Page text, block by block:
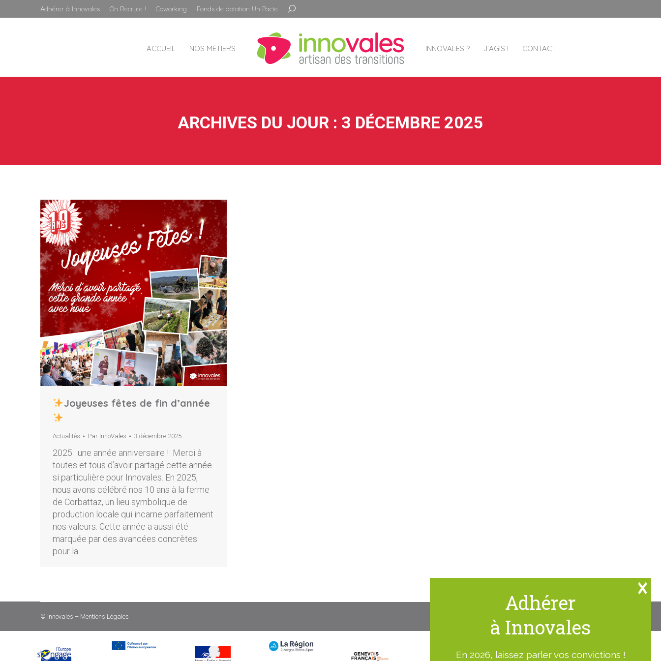
Adhérer à Innovales On Recrute ! Coworking Fonds de dotation Un Pacte
Recherche
:
ACCUEIL NOS MÉTIERS INNOVALES ? J’AGIS ! CONTACT
ARCHIVES DU JOUR : 3 DÉCEMBRE 2025
Joyeuses fêtes de fin d’année
Actualités Par InnoVales 3 décembre 2025
2025 : une année anniversaire ! Merci à
toutes et tous d’avoir partagé cette année
si particulière pour Innovales. En 2025,
nous avons célébré nos 10 ans à la ferme
de Corbattaz, un lieu symbolique de
production locale qui incarne parfaitement
nos valeurs. Cette année a aussi été
marquée par des avancées concrètes
pour la…
© Innovales – Mentions Légales
Adhérer
à Innovales
En 2026, laissez parler vos convictions !